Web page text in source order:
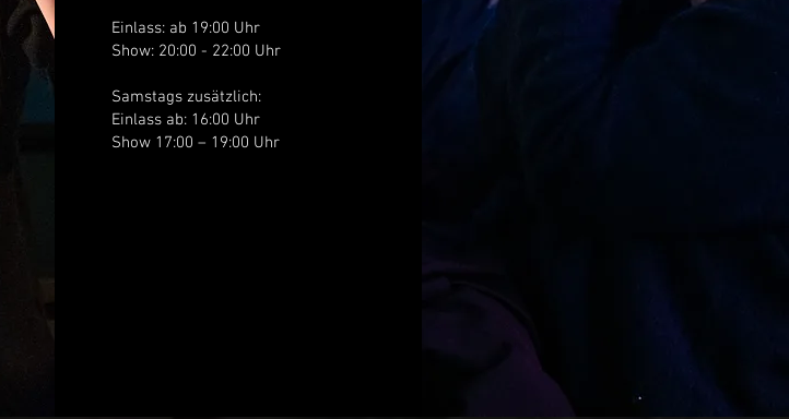
Einlass: ab 19:00 Uhr
Show: 20:00 - 22:00 Uhr
Samstags zusätzlich:
Einlass ab: 16:00 Uhr
Show 17:00 – 19:00 Uhr